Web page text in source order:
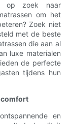
op zoek naar
om het
Zoek niet
met de beste
die aan al
luxe materialen
de perfecte
tijdens hun
comfort
en